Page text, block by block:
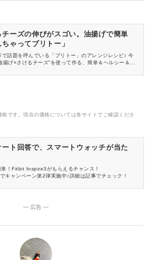
チーズの伸びがスゴい。油揚げで簡単
ちゃってブリトー」
で話題を呼んでいる「ブリトー」のアレンジレシピ♪ 今
揚げ×さけるチーズ”を使って作る、簡単＆ヘルシー＆絶
てみた様子をご覧ください♡
です。現在の価格については各サイトでご確認くださ
ート回答で、スマートウォッチが当た
単！Fitbit Inspire3がもらえるチャンス！
キャンペーン第2弾実施中♪詳細は記事でチェック！
― 広告 ―